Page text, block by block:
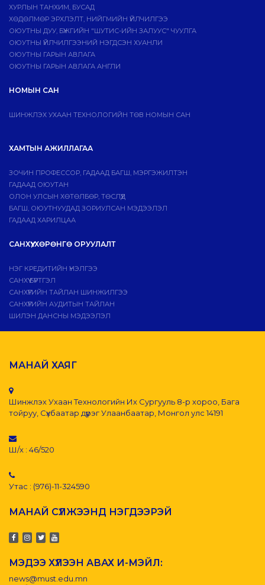
ХУРЛЫН ТАНХИМ, БУСАД
ХӨДӨЛМӨР ЭРХЛЭЛТ, НИЙГМИЙН ҮЙЛЧИЛГЭЭ
ОЮУТНЫ ДУУ, БҮЖГИЙН "ШУТИС-ИЙН ЗАЛУУС" ЧУУЛГА
ОЮУТНЫ ҮЙЛЧИЛГЭЭНИЙ НЭГДСЭН ХУАНЛИ
ОЮУТНЫ ГАРЫН АВЛАГА
ОЮУТНЫ ГАРЫН АВЛАГА АНГЛИ
НОМЫН САН
ШИНЖЛЭХ УХААН ТЕХНОЛОГИЙН ТӨВ НОМЫН САН
ХАМТЫН АЖИЛЛАГАА
ЗОЧИН ПРОФЕССОР, ГАДААД БАГШ, МЭРГЭЖИЛТЭН
ГАДААД ОЮУТАН
ОЛОН УЛСЫН ХӨТӨЛБӨР, ТӨСЛҮҮД
БАГШ, ОЮУТНУУДАД ЗОРИУЛСАН МЭДЭЭЛЭЛ
ГАДААД ХАРИЛЦАА
САНХҮҮ, ХӨРӨНГӨ ОРУУЛАЛТ
НЭГ КРЕДИТИЙН ҮНЭЛГЭЭ
САНХҮҮ БҮРТГЭЛ
САНХҮҮГИЙН ТАЙЛАН ШИНЖИЛГЭЭ
САНХҮҮГИЙН АУДИТЫН ТАЙЛАН
ШИЛЭН ДАНСНЫ МЭДЭЭЛЭЛ
МАНАЙ ХАЯГ
Шинжлэх Ухаан Технологийн Их Сургууль 8-р хороо, Бага
тойруу, Сүхбаатар дүүрэг Улаанбаатар, Монгол улс 14191
Ш/х : 46/520
Утас : (976)-11-324590
МАНАЙ СҮЛЖЭЭНД НЭГДЭЭРЭЙ
МЭДЭЭ ХҮЛЭЭН АВАХ И-МЭЙЛ:
news@must.edu.mn